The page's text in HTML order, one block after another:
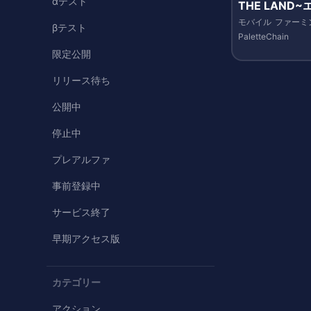
βテスト
限定公開
リリース待ち
公開中
停止中
プレアルファ
事前登録中
サービス終了
早期アクセス版
カテゴリー
アクション
THE LAND~
の森~
モバイル ファーミ
PaletteChain